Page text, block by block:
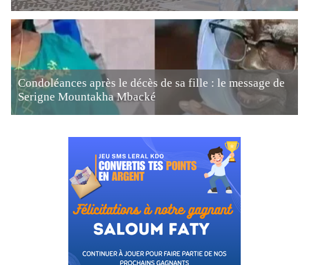
Condoléances après le décès de sa fille : le message de
Serigne Mountakha Mbacké